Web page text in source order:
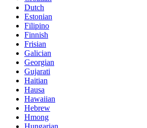
Dutch
Estonian
Filipino
Finnish
Frisian
Galician
Georgian
Gujarati
Haitian
Hausa
Hawaiian
Hebrew
Hmong